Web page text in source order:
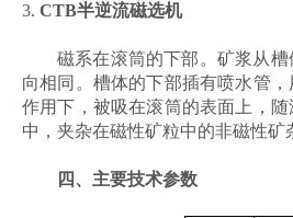
3. CTB半逆流磁选机
磁系在滚筒的下部。矿浆从
向相同。槽体的下部插有喷水管
作用下，被吸在滚筒的表面上，
中，夹杂在磁性矿粒中的非磁性矿
四、 主要技术参数